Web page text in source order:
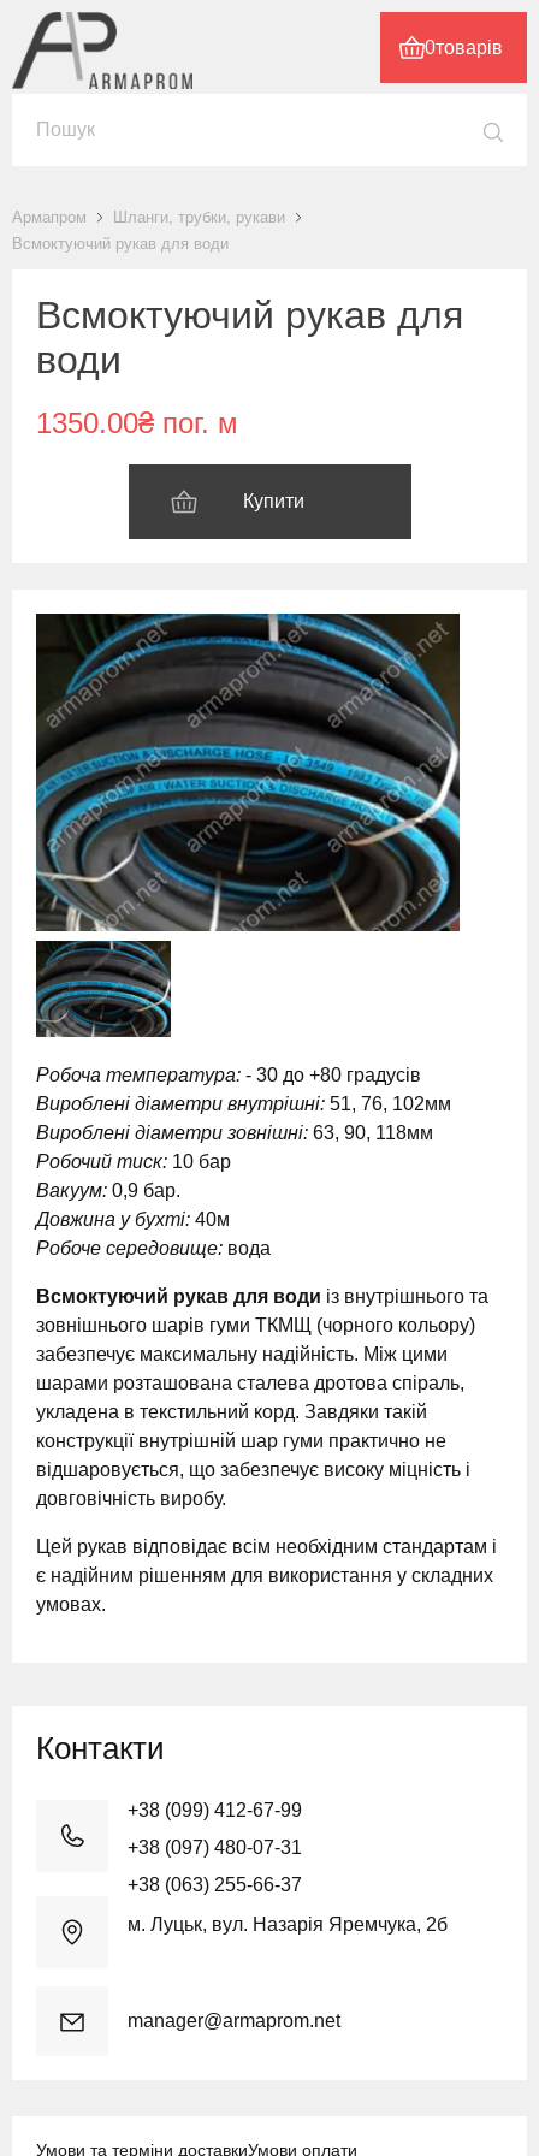
0товарів
Армапром
Шланги, трубки, рукави
Всмоктуючий рукав для води
Всмоктуючий рукав для
води
1350.00₴ пог. м
Купити
Робоча температура: - 30 до +80 градусів
Вироблені діаметри внутрішні: 51, 76, 102мм
Вироблені діаметри зовнішні: 63, 90, 118мм
Робочий тиск: 10 бар
Вакуум: 0,9 бар.
Довжина у бухті: 40м
Робоче середовище: вода
Всмоктуючий рукав для води із внутрішнього та
зовнішнього шарів гуми ТКМЩ (чорного кольору)
забезпечує максимальну надійність. Між цими
шарами розташована сталева дротова спіраль,
укладена в текстильний корд. Завдяки такій
конструкції внутрішній шар гуми практично не
відшаровується, що забезпечує високу міцність і
довговічність виробу.
Цей рукав відповідає всім необхідним стандартам і
є надійним рішенням для використання у складних
умовах.
Контакти
+38 (099) 412-67-99
+38 (097) 480-07-31
+38 (063) 255-66-37
м. Луцьк, вул. Назарія Яремчука, 2б
manager@armaprom.net
Умови та терміни доставкиУмови оплати